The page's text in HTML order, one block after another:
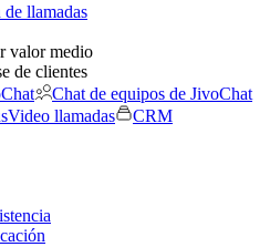
llamadas
valor medio
de clientes
Chat de equipos de JivoChat
Video llamadas
CRM